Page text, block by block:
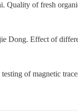
Quality of fresh
Dong. Effect of
of magnetic